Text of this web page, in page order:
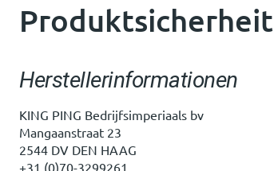
Produktsicherheit
Herstellerinformationen
KING PING Bedrijfsimperiaals bv
Mangaanstraat 23
2544 DV DEN HAAG
+31 (0)70-3299261